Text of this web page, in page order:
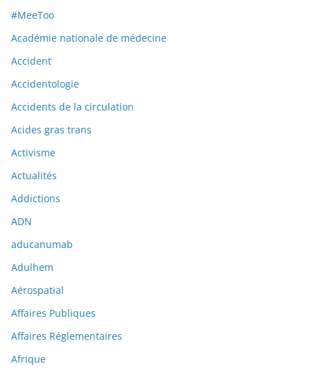
#MeeToo
Académie nationale de médecine
Accident
Accidentologie
Accidents de la circulation
Acides gras trans
Activisme
Actualités
Addictions
ADN
aducanumab
Adulhem
Aérospatial
Affaires Publiques
Affaires Réglementaires
Afrique